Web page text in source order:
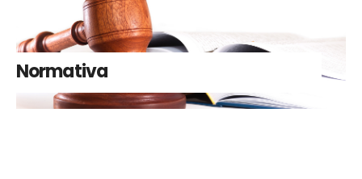
Normativa